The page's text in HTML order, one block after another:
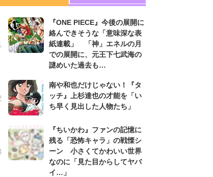
『ONE PIECE』今後の展開に
絡んできそうな「意味深な表
紙連載」 「神」エネルの月
での展開に、元王下七武海の
謎めいた過去も…
南や和也だけじゃない！『タ
ッチ』上杉達也の才能を「い
ち早く見出した人物たち」
『ちいかわ』ファンの記憶に
残る「恐怖キャラ」の戦慄シ
ーン 小さくてかわいい世界
なのに「見た目からしてヤバ
イ…」